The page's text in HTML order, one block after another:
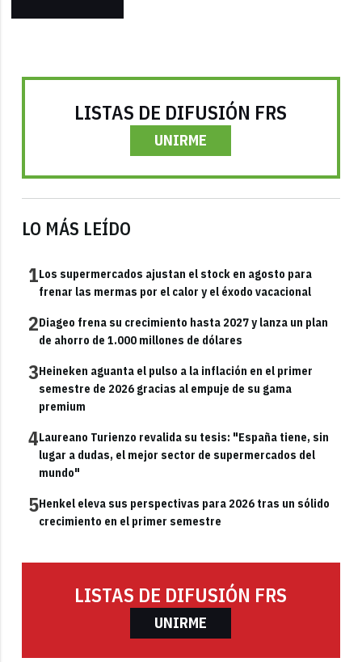
LISTAS DE DIFUSIÓN FRS
UNIRME
LO MÁS LEÍDO
1Los supermercados ajustan el stock en agosto para
frenar las mermas por el calor y el éxodo vacacional
2Diageo frena su crecimiento hasta 2027 y lanza un plan
de ahorro de 1.000 millones de dólares
3Heineken aguanta el pulso a la inflación en el primer
semestre de 2026 gracias al empuje de su gama
premium
4Laureano Turienzo revalida su tesis: "España tiene, sin
lugar a dudas, el mejor sector de supermercados del
mundo"
5Henkel eleva sus perspectivas para 2026 tras un sólido
crecimiento en el primer semestre
LISTAS DE DIFUSIÓN FRS
UNIRME